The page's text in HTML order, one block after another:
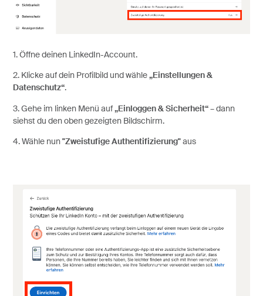
1. Öffne deinen LinkedIn-Account.
2. Klicke auf dein Profilbild und wähle „Einstellungen &
Datenschutz“.
3. Gehe im linken Menü auf „Einloggen & Sicherheit“– dann
siehst du den oben gezeigten Bildschirm.
4. Wähle nun "Zweistufige Authentifizierung"aus